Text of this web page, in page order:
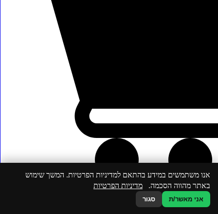
אנו משתמשים במידע בהתאם למדיניות הפרטיות. המשך שימוש
באתר מהווה הסכמה. מדיניות הפרטיות
אני מאשר/ת סגור